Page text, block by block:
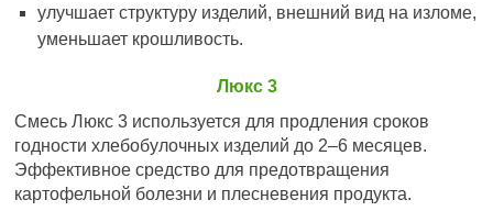
улучшает структуру изделий, внешний вид на изломе,
уменьшает крошливость.
Люкс 3
Смесь Люкс 3 используется для продления сроков
годности хлебобулочных изделий до 2–6 месяцев.
Эффективное средство для предотвращения
картофельной болезни и плесневения продукта.